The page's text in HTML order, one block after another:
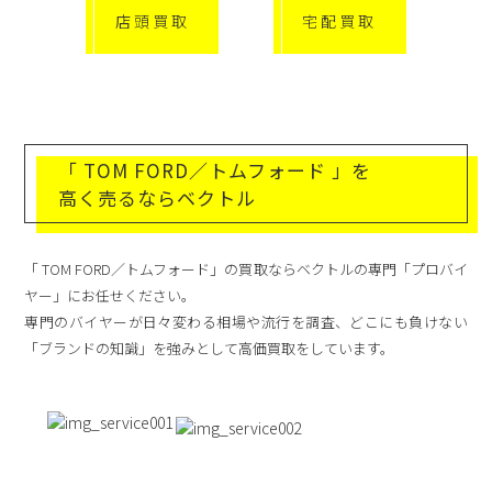
店頭買取 宅配買取
「 TOM FORD／トムフォード 」を
高く売るならベクトル
「 TOM FORD／トムフォード」の買取ならベクトルの専門「プロバイ
ヤー」にお任せください。
専門のバイヤーが日々変わる相場や流行を調査、どこにも負けない
「ブランドの知識」を強みとして高価買取をしています。